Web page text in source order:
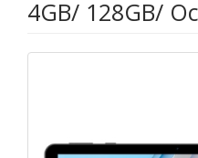
4GB/ 128GB/